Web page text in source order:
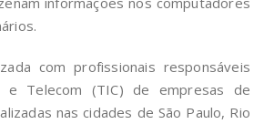
com profissionais responsáveis
Telecom (TIC) de empresas de
nas cidades de São Paulo, Rio